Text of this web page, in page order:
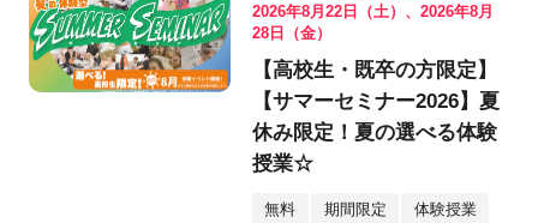
2026年8月22日（土）、2026年8月
28日（金）
【高校生・既卒の方限定】
【サマーセミナー2026】夏
休み限定！夏の選べる体験
授業☆
無料 期間限定 体験授業